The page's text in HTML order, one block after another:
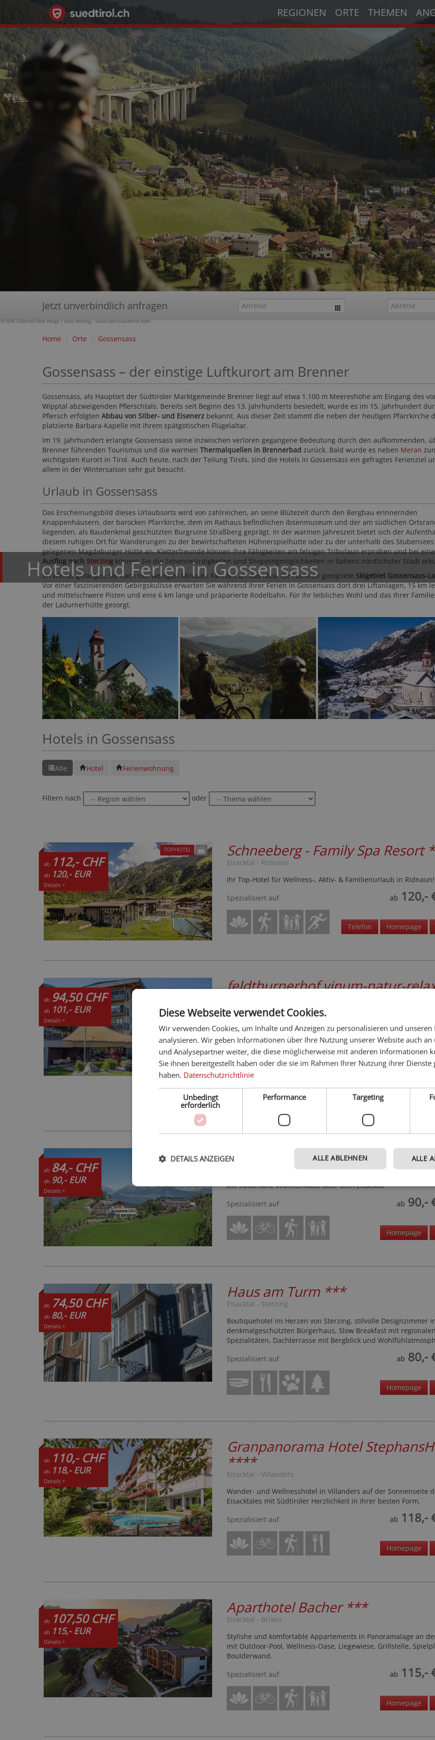
REGIONEN ORTE THEMEN
Hotels und Ferien in Gossensass
© IDM Südtirol-Alto Adige / Alex Moling - www.idm-suedtirol.com
Jetzt unverbindlich anfragen
Home / Orte / Gossensass
Gossensass – der einstige Luftkurort am Brenner
Gossensass, als Hauptort der Südtiroler Marktgemeinde Brenner liegt auf etwa 1.100 m Meereshöhe am Eingang des
Wipptal abzweigenden Pflerschtals. Bereits seit Beginn des 13. Jahrhunderts besiedelt, wurde es im 15. Jahrhundert
Pflersch erfolgten Abbau von Silber- und Eisenerz bekannt. Aus dieser Zeit stammt die neben der heutigen Pfarrkirche
platzierte Barbara-Kapelle mit ihrem spätgotischen Flügelaltar.
Im 19. Jahrhundert erlangte Gossensass seine inzwischen verloren gegangene Bedeutung durch den aufkommenden,
Brenner führenden Tourismus und die warmen Thermalquellen in Brennerbad zurück. Bald wurde es neben Meran
wichtigsten Kurort in Tirol. Auch heute, nach der Teilung Tirols, sind die Hotels in Gossensass ein gefragtes Ferienziel
allem in der Wintersaison sehr gut besucht.
Urlaub in Gossensass
Das Erscheinungsbild dieses Urlaubsorts wird von zahlreichen, an seine Blütezeit durch den Bergbau erinnernden
Knappenhäusern, der barocken Pfarrkirche, dem im Rathaus befindlichen Ibsenmuseum und der am südlichen
liegenden, als Baudenkmal geschützten Burgruine Straßberg geprägt. In der warmen Jahreszeit bietet sich der
diesem ruhigen Ort für Wanderungen zu der bewirtschafteten Hühnerspielhütte oder zu der unterhalb des Stubensees
gelegenen Magdeburger Hütte an, Kletterfreunde können Ihre Fähigkeiten am felsigen Tribulaun erproben und bei
Ausflug nach Sterzing können Sie die Sehenswürdigkeiten und Shoppingmöglichkeiten in Italiens nördlichster Stadt
Im Winter gelangen Sie nach nur wenigen Minuten Fahrzeit an das ideal für Familien geeignete Skigebiet Gossensass-
Vor einer faszinierenden Gebirgskulisse erwarten Sie während Ihrer Ferien in Gossensass dort drei Liftanlagen, 15 km
und mittelschwere Pisten und eine 6 km lange und präparierte Rodelbahn. Für Ihr leibliches Wohl und das Ihrer
der Ladurnerhütte gesorgt.
Hotels in Gossensass
Alle Hotel Ferienwohnung
Filtern nach oder
ab 112,- CHF
ab 120,- EUR
Details +
TOPHOTEL Schneeberg - Family Spa Resort
Eisacktal - Ridnaun
Ihr Top-Hotel für Wellness-, Aktiv- & Familienurlaub in Ridnaun!
Spezialisiert auf
ab120,-
Telefon Homepage
ab 94,50 CHF
ab 101,- EUR
Details +
feldthurnerhof vinum-natur-
Eisacktal - Feldthurns
In Ihrem Urlaub im feldthurnerhof wird Erholung
Tanken Sie neue Energie in unserem Wellnessbereich und
Ruhe in sich selbst.
Spezialisiert auf
ab 101,-
ab 84,- CHF
ab 90,- EUR
Details +
Hotel Torgglerhof***S
Die naturnahe Wohlfühloase über dem Eisacktal
Spezialisiert auf
ab90,-
Homepage
ab 74,50 CHF
ab 80,- EUR
Details +
Haus am Turm ***
Eisacktal - Sterzing
Boutiquehotel im Herzen von Sterzing, stilvolle Designzimmer
denkmalgeschützten Bürgerhaus, Slow Breakfast mit regionalen
Spezialitäten, Dachterrasse mit Bergblick und
Spezialisiert auf
ab80,-
Homepage
ab 110,- CHF
ab 118,- EUR
Details +
Granpanorama Hotel
****
Eisacktal - Villanders
Wander- und Wellnesshotel in Villanders auf der Sonnenseite
Eisacktales mit Südtiroler Herzlichkeit in ihrer besten Form.
Spezialisiert auf
ab118,-
Homepage
ab 107,50 CHF
ab 115,- EUR
Details +
Aparthotel Bacher ***
Eisacktal - Brixen
Stylishe und komfortable Appartements in Panoramalage an
mit Outdoor-Pool, Wellness-Oase, Liegewiese, Grillstelle,
Boulderwand.
Spezialisiert auf
ab115,-
Homepage
Wiesenhof Garden Resort
****S
Meran und Umgebung - St. Leonhard in Passeier
122,50 CHFab 131,-
★★★★☆797 Bewertungen
Hotel Bella Vista ****
Vinschgau - Stilfs
118,50 CHF
EUR
3-mal gebucht ★★★★☆623 Bewertungen
Hotel
Meran und
ab
50-mal
Diese Webseite verwendet Cookies.
Wir verwenden Cookies, um Inhalte und Anzeigen zu personalisieren und unseren
analysieren. Wir geben Informationen über Ihre Nutzung unserer Website auch an
und Analysepartner weiter, die diese möglicherweise mit anderen Informationen
Sie ihnen bereitgestellt haben oder die sie im Rahmen Ihrer Nutzung ihrer Dienste
haben. Datenschutzrichtlinie
Unbedingt
erforderlich
Performance Targeting
ALLE
ALLE ABLEHNEN
DETAILS ANZEIGEN